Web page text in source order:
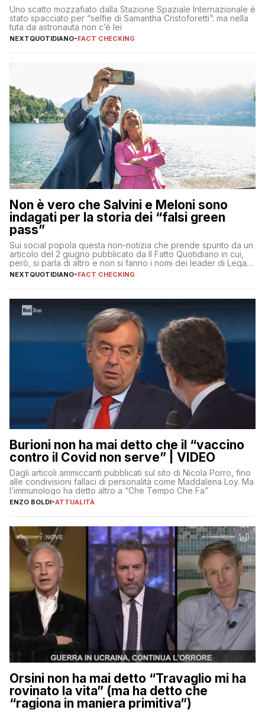
Uno scatto mozzafiato dalla Stazione Spaziale Internazionale è
stato spacciato per “selfie di Samantha Cristoforetti”: ma nella
tuta da astronauta non c’è lei
NEXTQUOTIDIANO-FACT CHECKING
Non è vero che Salvini e Meloni sono
indagati per la storia dei “falsi green
pass”
Sui social popola questa non-notizia che prende spunto da un
articolo del 2 giugno pubblicato da Il Fatto Quotidiano in cui,
però, si parla di altro e non si fanno i nomi dei leader di Lega e
Fratelli d’Italia
NEXTQUOTIDIANO-FACT CHECKING
Burioni non ha mai detto che il “vaccino
contro il Covid non serve” | VIDEO
Dagli articoli ammiccanti pubblicati sul sito di Nicola Porro, fino
alle condivisioni fallaci di personalità come Maddalena Loy. Ma
l’immunologo ha detto altro a “Che Tempo Che Fa”
ENZO BOLDI-ATTUALITÀ
Orsini non ha mai detto “Travaglio mi ha
rovinato la vita” (ma ha detto che
“ragiona in maniera primitiva”)